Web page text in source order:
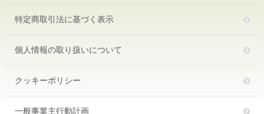
特定商取引法に基づく表示
個人情報の取り扱いについて
クッキーポリシー
一般事業主行動計画